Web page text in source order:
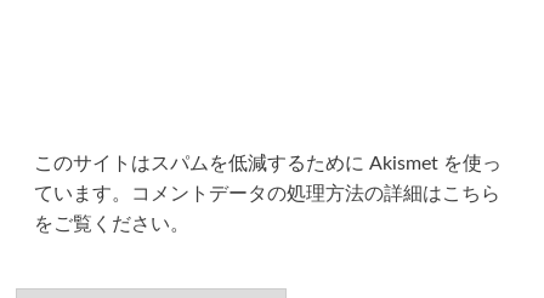
このサイトはスパムを低減するために Akismet を使っ
ています。
コメントデータの処理方法の詳細はこちら
をご覧ください。